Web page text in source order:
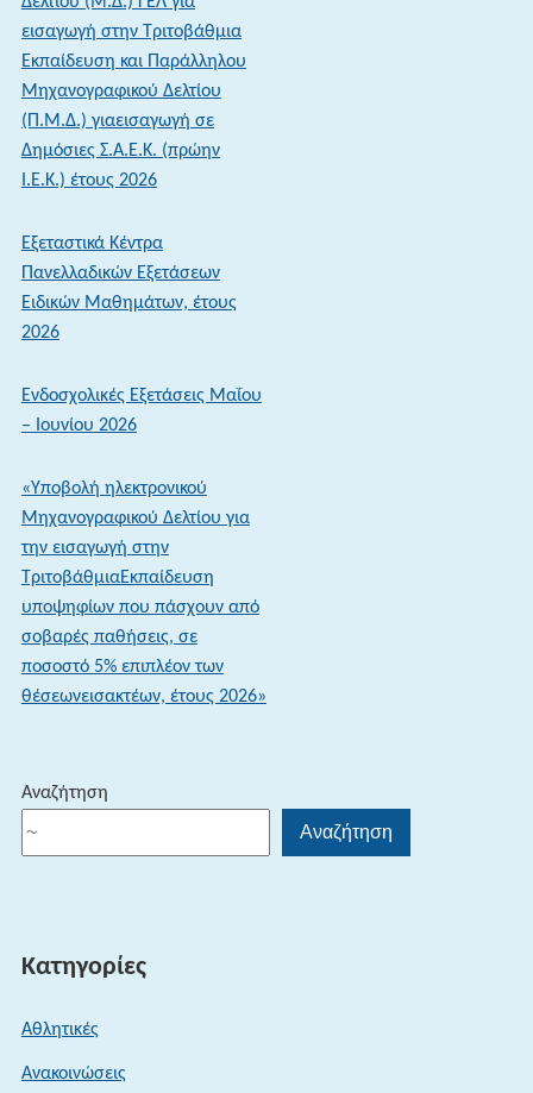
εισαγωγή στην Τριτοβάθμια
Εκπαίδευση και Παράλληλου
Μηχανογραφικού Δελτίου
(Π.Μ.Δ.) γιαεισαγωγή σε
Δημόσιες Σ.Α.Ε.Κ. (πρώην
Ι.Ε.Κ.) έτους 2026
Εξεταστικά Κέντρα
Πανελλαδικών Εξετάσεων
Ειδικών Μαθημάτων, έτους
2026
Ενδοσχολικές Εξετάσεις Μαΐου
– Ιουνίου 2026
«Υποβολή ηλεκτρονικού
Μηχανογραφικού Δελτίου για
την εισαγωγή στην
ΤριτοβάθμιαΕκπαίδευση
υποψηφίων που πάσχουν από
σοβαρές παθήσεις, σε
ποσοστό 5% επιπλέον των
θέσεωνεισακτέων, έτους 2026»
Αναζήτηση
Αναζήτηση
Κατηγορίες
Αθλητικές
Ανακοινώσεις